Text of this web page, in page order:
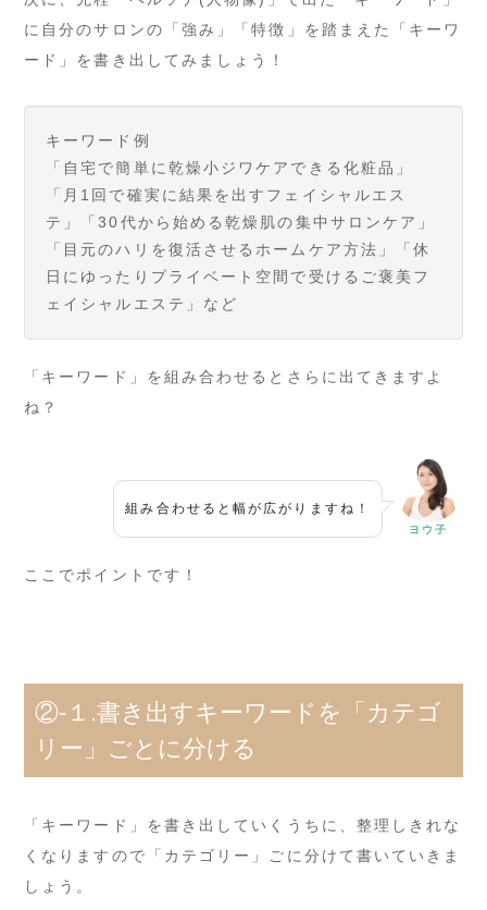
に自分のサロンの「強み」「特徴」を踏まえた「キーワ
ード」を書き出してみましょう！
キーワード例
「自宅で簡単に乾燥小ジワケアできる化粧品」
「月1回で確実に結果を出すフェイシャルエス
テ」「30代から始める乾燥肌の集中サロンケア」
「目元のハリを復活させるホームケア方法」「休
日にゆったりプライベート空間で受けるご褒美フ
ェイシャルエステ」など
「キーワード」を組み合わせるとさらに出てきますよ
ね？
組み合わせると幅が広がりますね！
ヨウ子
ここでポイントです！
②-１.書き出すキーワードを「カテゴ
リー」ごとに分ける
「キーワード」を書き出していくうちに、整理しきれな
くなりますので「カテゴリー」ごに分けて書いていきま
しょう。